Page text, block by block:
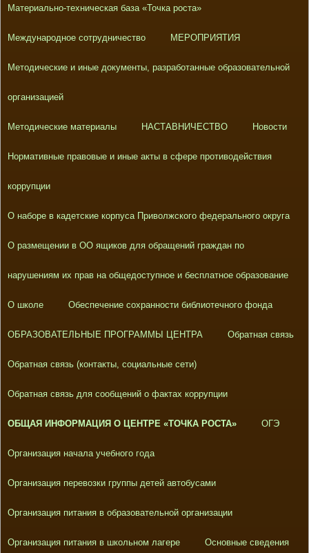
Материально-техническая база «Точка роста»
Международное сотрудничество МЕРОПРИЯТИЯ
Методические и иные документы, разработанные образовательной
организацией
Методические материалы НАСТАВНИЧЕСТВО Новости
Нормативные правовые и иные акты в сфере противодействия
коррупции
О наборе в кадетские корпуса Приволжского федерального округа
О размещении в ОО ящиков для обращений граждан по
нарушениям их прав на общедоступное и бесплатное образование
О школе Обеспечение сохранности библиотечного фонда
ОБРАЗОВАТЕЛЬНЫЕ ПРОГРАММЫ ЦЕНТРА Обратная связь
Обратная связь (контакты, социальные сети)
Обратная связь для сообщений о фактах коррупции
ОБЩАЯ ИНФОРМАЦИЯ О ЦЕНТРЕ «ТОЧКА РОСТА» ОГЭ
Организация начала учебного года
Организация перевозки группы детей автобусами
Организация питания в образовательной организации
Организация питания в школьном лагере Основные сведения